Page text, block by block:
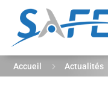
Accueil 5 Actualités